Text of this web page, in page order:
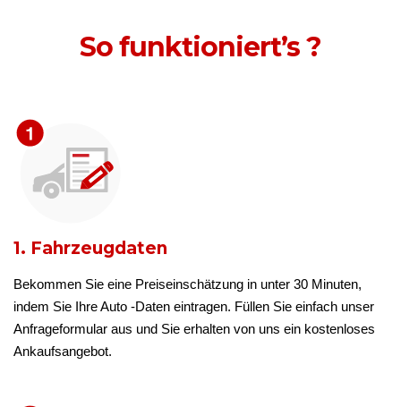
So funktioniert’s ?
1. Fahrzeugdaten
Bekommen Sie eine Preiseinschätzung in unter 30 Minuten,
indem Sie Ihre Auto -Daten eintragen. Füllen Sie einfach unser
Anfrageformular aus und Sie erhalten von uns ein kostenloses
Ankaufsangebot.